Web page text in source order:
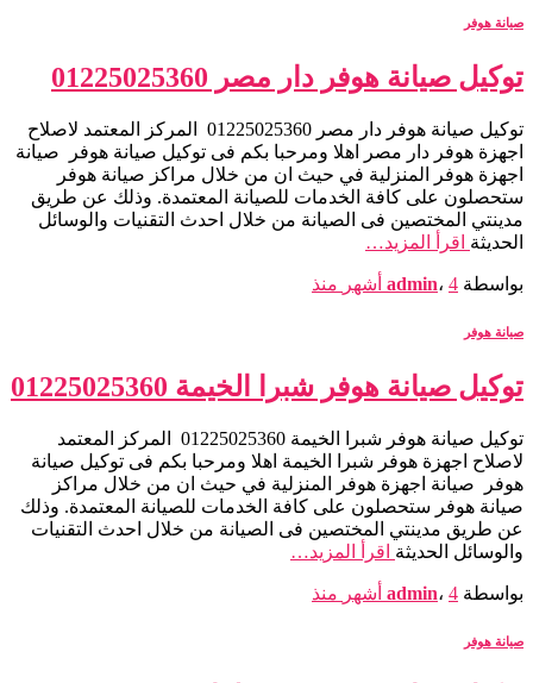
صيانة هوفر
توكيل صيانة هوفر دار مصر 01225025360
توكيل صيانة هوفر دار مصر 01225025360 المركز المعتمد لاصلاح
اجهزة هوفر دار مصر اهلا ومرحبا بكم فى توكيل صيانة هوفر صيانة
اجهزة هوفر المنزلية في حيث ان من خلال مراكز صيانة هوفر
ستحصلون على كافة الخدمات للصيانة المعتمدة. وذلك عن طريق
مدينتي المختصين فى الصيانة من خلال احدث التقنيات والوسائل
الحديثة اقرأ المزيد…
بواسطة admin، 4 أشهر منذ
صيانة هوفر
توكيل صيانة هوفر شبرا الخيمة 01225025360
توكيل صيانة هوفر شبرا الخيمة 01225025360 المركز المعتمد
لاصلاح اجهزة هوفر شبرا الخيمة اهلا ومرحبا بكم فى توكيل صيانة
هوفر صيانة اجهزة هوفر المنزلية في حيث ان من خلال مراكز
صيانة هوفر ستحصلون على كافة الخدمات للصيانة المعتمدة. وذلك
عن طريق مدينتي المختصين فى الصيانة من خلال احدث التقنيات
والوسائل الحديثة اقرأ المزيد…
بواسطة admin، 4 أشهر منذ
صيانة هوفر